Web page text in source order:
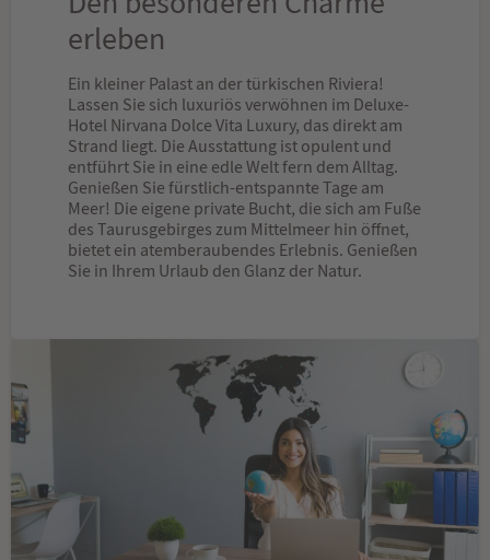
erleben
Ein kleiner Palast an der türkischen Riviera!
Lassen Sie sich luxuriös verwöhnen im Deluxe-
Hotel Nirvana Dolce Vita Luxury, das direkt am
Strand liegt. Die Ausstattung ist opulent und
entführt Sie in eine edle Welt fern dem Alltag.
Genießen Sie fürstlich-entspannte Tage am
Meer! Die eigene private Bucht, die sich am Fuße
des Taurusgebirges zum Mittelmeer hin öffnet,
bietet ein atemberaubendes Erlebnis. Genießen
Sie in Ihrem Urlaub den Glanz der Natur.